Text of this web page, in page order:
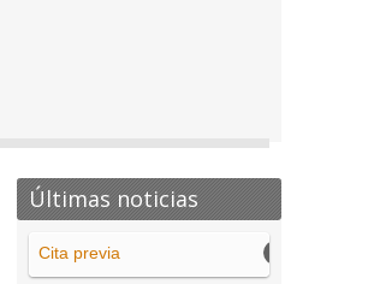
Últimas noticias
Cita previa